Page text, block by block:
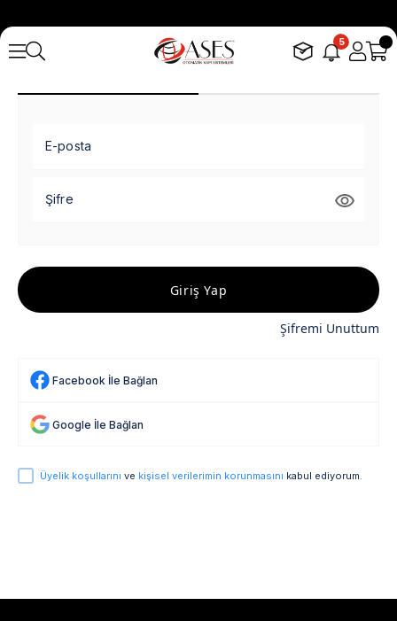
5
E-posta
Şifre
Giriş Yap
Şifremi Unuttum
Facebook İle Bağlan
Google İle Bağlan
Üyelik koşullarını ve kişisel verilerimin korunmasını kabul ediyorum.